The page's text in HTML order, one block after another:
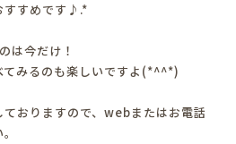
すすめです♪.*
は今だけ！
てみるのも楽しいですよ(*^^*)
おりますので、webまたはお電話